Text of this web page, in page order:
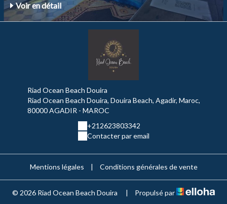
Voir en détail
Riad Ocean Beach Douira
Riad Ocean Beach Douira, Douira Beach, Agadir, Maroc,
80000 AGADIR - MAROC
+212623803342
Contacter par email
Mentions légales | Conditions générales de vente
© 2026 Riad Ocean Beach Douira | Propulsé par